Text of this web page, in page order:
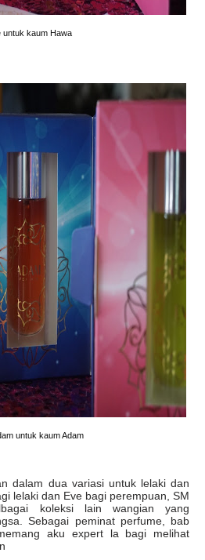
untuk kaum Hawa
untuk kaum Adam
dalam dua variasi untuk lelaki dan
lelaki dan Eve bagi perempuan, SM
koleksi lain wangian yang
Sebagai peminat perfume, bab
aku expert la bagi melihat